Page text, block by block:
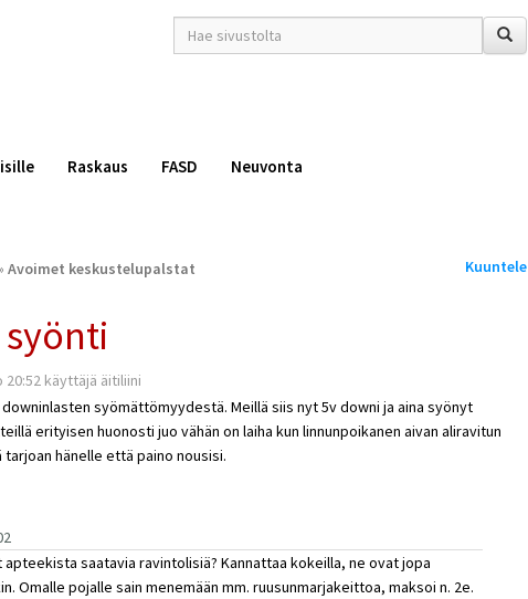
hakusana(t)
*
Raskaus FASD Neuvonta
Avoimet keskustelupalstat Kuuntele
20:52 käyttäjä äitiliini
syömättömyydestä. Meillä siis nyt 5v downi ja aina syönyt
erityisen huonosti juo vähän on laiha kun linnunpoikanen aivan aliravitun
hänelle että paino nousisi.
saatavia ravintolisiä? Kannattaa kokeilla, ne ovat jopa
Omalle pojalle sain menemään mm. ruusunmarjakeittoa, maksoi n. 2e.